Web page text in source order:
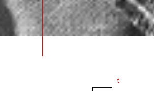
ruimte om in een unieke sfeer.